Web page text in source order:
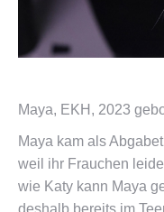
Maya, EKH, 2023
Maya kam als
weil ihr Frauchen
wie Katy kann Maya
deshalb bereits im